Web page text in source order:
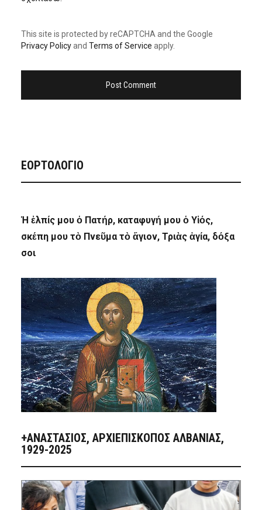
This site is protected by reCAPTCHA and the Google
Privacy Policyand Terms of Service apply.
ΕΟΡΤΟΛΟΓΙΟ
Ἡ ἐλπίς μου ὁ Πατήρ, καταφυγή μου ὁ Υἱός,
σκέπη μου τὸ Πνεῦμα τὸ ἅγιον, Τριὰς ἁγία, δόξα
σοι
+ΑΝΑΣΤΆΣΙΟΣ, ΑΡΧΙΕΠΊΣΚΟΠΟΣ ΑΛΒΑΝΊΑΣ,
1929-2025